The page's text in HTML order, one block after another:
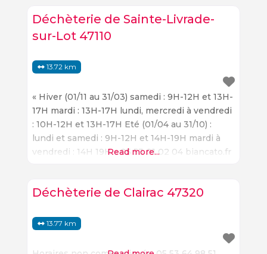
découvrir. La ville est connue pour ses
nombreux monuments historiques, ses
Déchèterie de Sainte-Livrade-
sur-Lot 47110
13.72 km
« Hiver (01/11 au 31/03) samedi : 9H-12H et 13H-
17H mardi : 13H-17H lundi, mercredi à vendredi
: 10H-12H et 13H-17H Eté (01/04 au 31/10) :
lundi et samedi : 9H-12H et 14H-19H mardi à
vendredi : 14H 19H » 05 53 01 02 04 biancato.fr
Read more...
Déchèterie de Clairac 47320
13.77 km